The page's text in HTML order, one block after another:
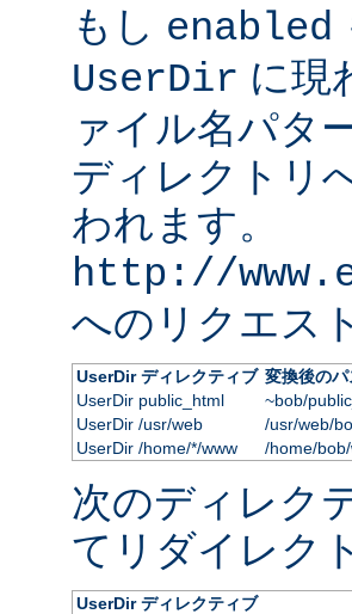
もし enabled
UserDir に現
ァイル名パタ
ディレクトリ
われます。
http://
へのリクエス
UserDir ディレクティブ 変換後のパ
UserDir public_html
~bob/
UserDir /usr/web
/usr/web/
UserDir /home/*/www
/home/
次のディレク
てリダイレク
UserDir ディレクティブ